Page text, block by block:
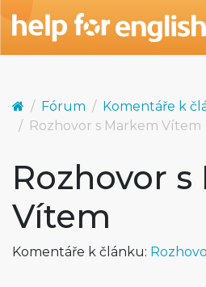
Fórum
Komentáře k
Rozhovor s Markem Vítem
Rozhovor
Vítem
Komentáře k článku: